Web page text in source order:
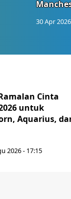
30 Apr
Cinta
untuk
Aquarius,
2026 - 17:15